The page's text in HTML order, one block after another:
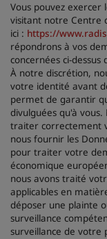
Vous pouvez exercer
visitant notre Centre
ici : https://
répondrons à vos
concernées ci-
À notre discrétion,
votre identité avant
permet de garantir
divulguées qu'à
traiter correctement
nous fournir les
pour traiter votre
économique
nous avons traité
applicables en
déposer une plainte
surveillance
surveillance de votre